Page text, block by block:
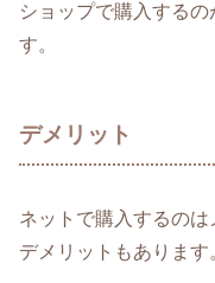
ショップで購入する
す。
デメリット
ネットで購入するの
デメリットもあります